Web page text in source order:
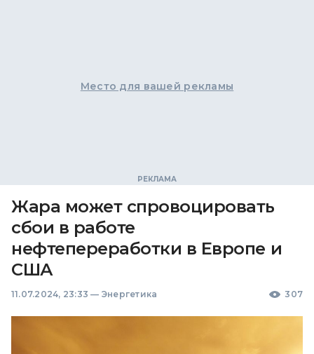
Место для вашей рекламы
Жара может спровоцировать
сбои в работе
нефтепереработки в Европе и
США
11.07.2024, 23:33 — Энергетика 307